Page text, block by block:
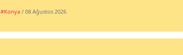
Kütahya
#Konya / 08 Ağustos 2026